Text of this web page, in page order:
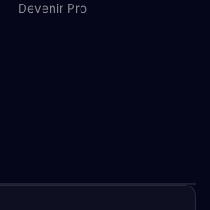
Devenir Pro